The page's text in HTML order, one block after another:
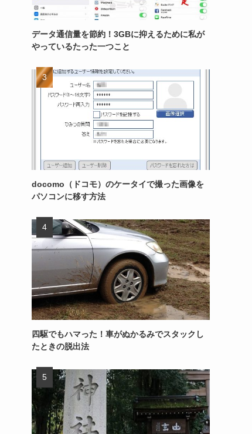
データ通信量を節約！3GBに抑えるために私が
やっているたった一つこと
docomo（ドコモ）のケータイで撮った画像を
パソコンに移す方法
四駆でもハマった！車がぬかるみでスタックし
たときの脱出法